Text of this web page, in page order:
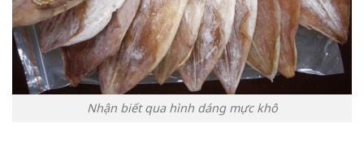
Nhận biết qua hình dáng mực khô